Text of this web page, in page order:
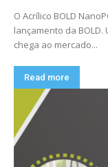
O Acrílico BOLD
lançamento da BOLD.
chega ao mercado...
Read more